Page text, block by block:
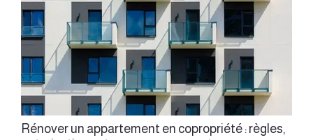
Rénover un appartement en copropriété : règles,